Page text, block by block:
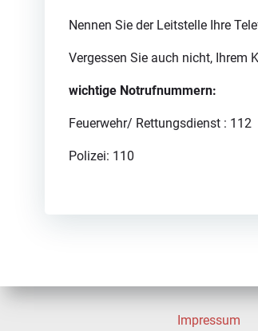
Nennen Sie der Leitstelle Ihre
Vergessen Sie auch nicht, Ihrem
wichtige Notrufnummern:
Feuerwehr/ Rettungsdienst : 112
Polizei: 110
Impressum